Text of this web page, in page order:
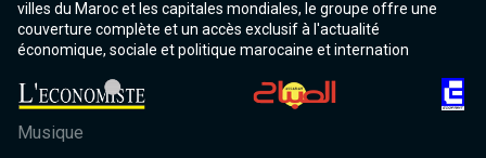
villes du Maroc et les capitales mondiales, le groupe offre une
couverture complète et un accès exclusif à l'actualité
économique, sociale et politique marocaine et internation
Musique